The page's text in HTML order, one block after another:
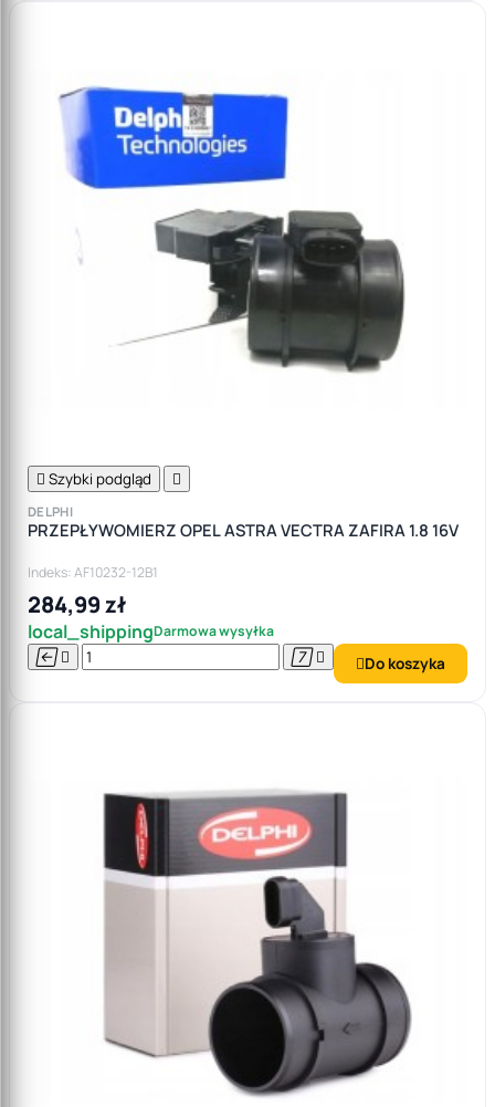
 Szybki podgląd 
DELPHI
PRZEPŁYWOMIERZ OPEL ASTRA VECTRA ZAFIRA 1.8 16V
Indeks: AF10232-12B1
284,99 zł
local_shippingDarmowa wysyłka
    Do koszyka